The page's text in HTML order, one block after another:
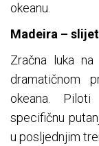
okeanu.
Madeira –
Zračna luka
dramatičnom
okeana.
specifičnu
u posljednjim